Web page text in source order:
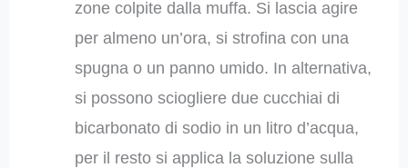
zone colpite dalla muffa. Si lascia agire
per almeno un’ora, si strofina con una
spugna o un panno umido. In alternativa,
si possono sciogliere due cucchiai di
bicarbonato di sodio in un litro d’acqua,
per il resto si applica la soluzione sulla